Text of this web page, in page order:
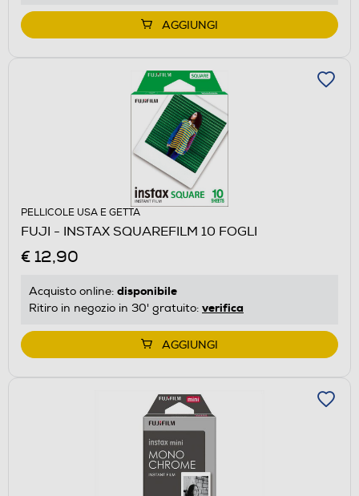
AGGIUNGI
PELLICOLE USA E GETTA
FUJI - INSTAX SQUAREFILM 10 FOGLI
€ 12,90
Acquisto online: disponibile
Ritiro in negozio in 30' gratuito: verifica
AGGIUNGI